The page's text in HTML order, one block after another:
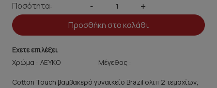
Ποσότητα: - +
Προσθήκη στο καλάθι
Εχετε επιλέξει
Χρώμα :
Μέγεθος :
Cotton Touch βαμβακερό γυναικείο Brazil σλιπ 2 τεμαχίων,